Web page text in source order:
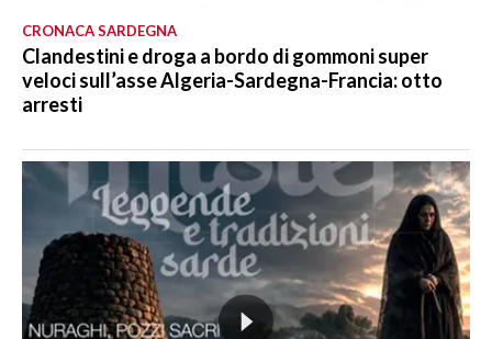
CRONACA SARDEGNA
Clandestini e droga a bordo di gommoni super
veloci sull’asse Algeria-Sardegna-Francia: otto
arresti